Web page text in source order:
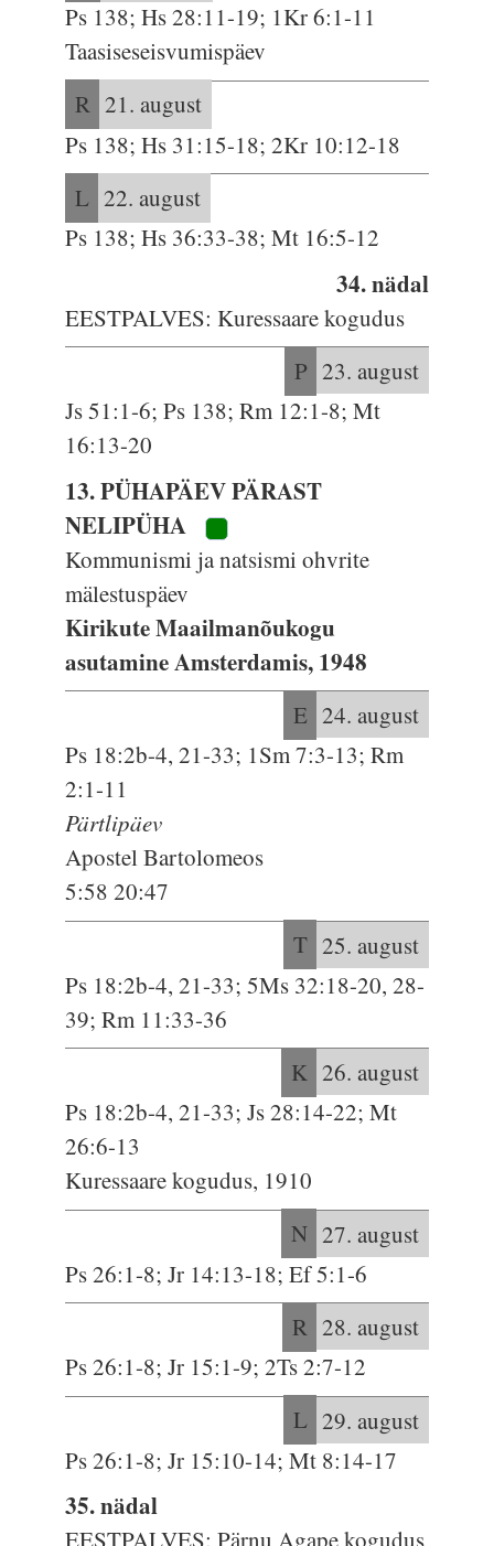
Ps 138; Hs 28:11-19; 1Kr 6:1-11
Taasiseseisvumispäev
R 21. august
Ps 138; Hs 31:15-18; 2Kr 10:12-18
L 22. august
Ps 138; Hs 36:33-38; Mt 16:5-12
34. nädal
EESTPALVES: Kuressaare kogudus
P 23. august
Js 51:1-6; Ps 138; Rm 12:1-8; Mt
16:13-20
13. PÜHAPÄEV PÄRAST
NELIPÜHA
Kommunismi ja natsismi ohvrite
mälestuspäev
Kirikute Maailmanõukogu
asutamine Amsterdamis, 1948
E 24. august
Ps 18:2b-4, 21-33; 1Sm 7:3-13; Rm
2:1-11
Pärtlipäev
Apostel Bartolomeos
5:58 20:47
T 25. august
Ps 18:2b-4, 21-33; 5Ms 32:18-20, 28-
39; Rm 11:33-36
K 26. august
Ps 18:2b-4, 21-33; Js 28:14-22; Mt
26:6-13
Kuressaare kogudus, 1910
N 27. august
Ps 26:1-8; Jr 14:13-18; Ef 5:1-6
R 28. august
Ps 26:1-8; Jr 15:1-9; 2Ts 2:7-12
L 29. august
Ps 26:1-8; Jr 15:10-14; Mt 8:14-17
35. nädal
EESTPALVES: Pärnu Agape kogudus